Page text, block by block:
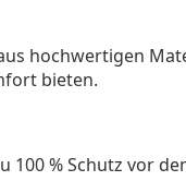
hochwertigen
bieten.
100 % Schutz vor